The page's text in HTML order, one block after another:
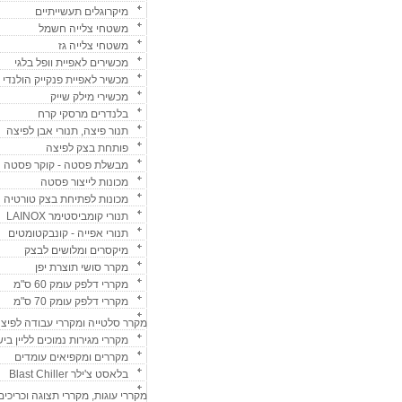
מיקרוגלים תעשייתיים
משטחי צלייה חשמל
משטחי צלייה גז
מכשירים לאפיית וופל בלגי
מכשיר לאפיית פנקייק הולנדי
מכשירי מילק שייק
בלנדרים מרסקי קרח
תנור פיצה, תנורי אבן לפיצה
פותחת בצק לפיצה
מבשלת פסטה - קוקר פסטה
מכונות לייצור פסטה
מכונות לפתיחת בצק טורטיה
תנורי קומביסטימר LAINOX
תנורי אפייה - קונבקטומטים
מיקסרים ומלושים לבצק
מקרר סושי תוצרת יפן
מקררי דלפק עומק 60 ס"מ
מקררי דלפק עומק 70 ס"מ
מקרר סלטייה ומקררי עבודה
מקררי מגירות נמוכים לליין
מקררים ומקפיאים עומדים
בלאסט צ'ילר Blast Chiller
מקררי עוגות, מקררי תצוגה